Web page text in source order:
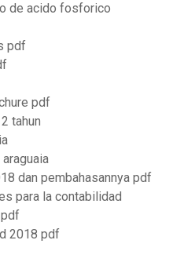
de acido fosforico
pdf
pdf
tahun
dan pembahasannya pdf
para la contabilidad
2018 pdf